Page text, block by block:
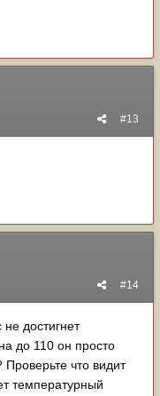
#13
#14
не достигнет
до 110 он просто
что видит
температурный